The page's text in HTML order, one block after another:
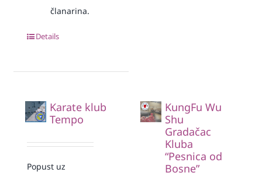
članarina.
Details
Karate klub
Tempo
Popust uz
KungFu Wu
Shu
Gradačac
Kluba
“Pesnica od
Bosne”